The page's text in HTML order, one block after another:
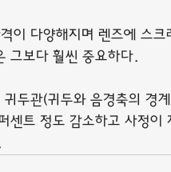
이 다양해지며 렌즈에 스
그보다 훨씬 중요하다.
두관(귀두와 음경축의 경
정도 감소하고 사정이